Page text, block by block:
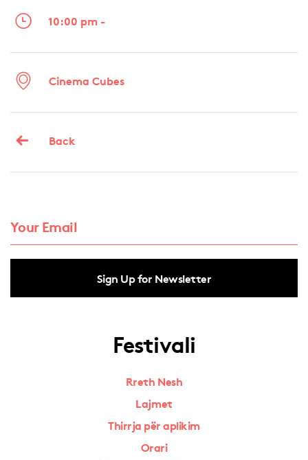
10:00 pm -
Cinema Cubes
Back
Sign Up for Newsletter
Festivali
Rreth Nesh
Lajmet
Thirrja për aplikim
Orari